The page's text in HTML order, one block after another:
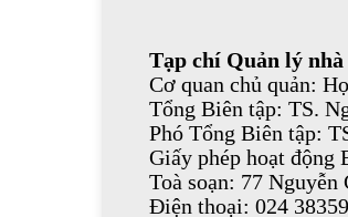
Tạp chí Quản lý
Cơ quan chủ quản:
Tổng Biên tập: TS.
Phó Tổng Biên tập:
Giấy phép hoạt động
Toà soạn: 77
Điện thoại: 024